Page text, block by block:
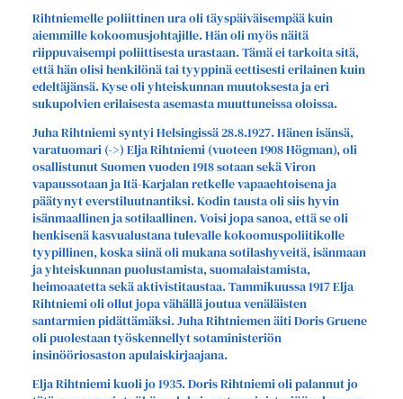
Rihtniemelle poliittinen ura oli täyspäiväisempää kuin
aiemmille kokoomusjohtajille. Hän oli myös näitä
riippuvaisempi poliittisesta urastaan. Tämä ei tarkoita sitä,
että hän olisi henkilönä tai tyyppinä eettisesti erilainen kuin
edeltäjänsä. Kyse oli yhteiskunnan muutoksesta ja eri
sukupolvien erilaisesta asemasta muuttuneissa oloissa.
Juha Rihtniemi syntyi Helsingissä 28.8.1927. Hänen isänsä,
varatuomari (->) Elja Rihtniemi (vuoteen 1908 Högman), oli
osallistunut Suomen vuoden 1918 sotaan sekä Viron
vapaussotaan ja Itä-Karjalan retkelle vapaaehtoisena ja
päätynyt everstiluutnantiksi. Kodin tausta oli siis hyvin
isänmaallinen ja sotilaallinen. Voisi jopa sanoa, että se oli
henkisenä kasvualustana tulevalle kokoomuspoliitikolle
tyypillinen, koska siinä oli mukana sotilashyveitä, isänmaan
ja yhteiskunnan puolustamista, suomalaistamista,
heimoaatetta sekä aktivistitaustaa. Tammikuussa 1917 Elja
Rihtniemi oli ollut jopa vähällä joutua venäläisten
santarmien pidättämäksi. Juha Rihtniemen äiti Doris Gruene
oli puolestaan työskennellyt sotaministeriön
insinööriosaston apulaiskirjaajana.
Elja Rihtniemi kuoli jo 1935. Doris Rihtniemi oli palannut jo